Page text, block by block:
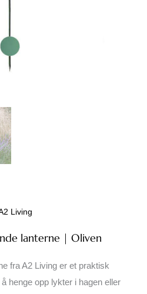
Living
lanterne | Oliven
fra A2 Living er et praktisk
henge opp lykter i hagen eller